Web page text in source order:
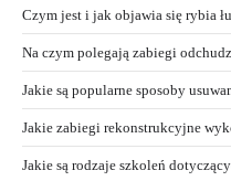
Czym jest i jak objawia się rybia
Na czym polegają zabiegi
Jakie są popularne sposoby
Jakie zabiegi rekonstrukcyjne
Jakie są rodzaje szkoleń